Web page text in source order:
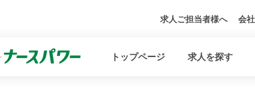
求人ご担当者様へ 会
トップページ 求人を探す